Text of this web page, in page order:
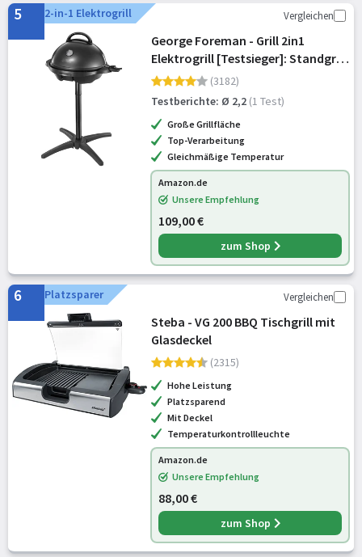
5 2-in-1 Elektrogrill Vergleichen
George Foreman - Grill 2in1
Elektrogrill [Testsieger]: Standgrill
& Tischgrill (Innen- &
Außennutzung, Balkon & Küche,
Ø44,5cm, Temperaturanzeige,
Fettauffangschale, 2
(3182)
Testberichte: Ø 2,2 (1 Test)
Große Grillfläche
Top-Verarbeitung
Gleichmäßige Temperatur
Amazon.de
Unsere Empfehlung
109,00 €
zum Shop
6 Platzsparer Vergleichen
Steba - VG 200 BBQ Tischgrill mit
Glasdeckel
(2315)
Hohe Leistung
Platzsparend
Mit Deckel
Temperaturkontrollleuchte
Amazon.de
Unsere Empfehlung
88,00 €
zum Shop